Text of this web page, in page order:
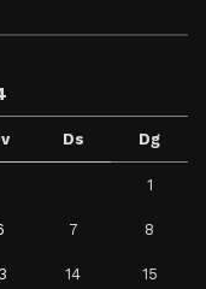
Ds Dg
1
7 8
14 15